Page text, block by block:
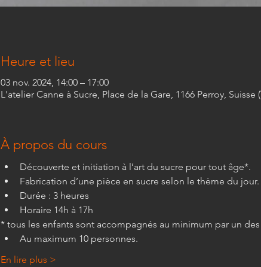
Heure et lieu
03 nov. 2024, 14:00 – 17:00
L'atelier Canne à Sucre, Place de la Gare, 1166 Perroy, Suisse
À propos du cours
Découverte et initiation à l’art du sucre pour tout âge*.
Fabrication d’une pièce en sucre selon le thème du jour.
Durée : 3 heures
Horaire 14h à 17h
* tous les enfants sont accompagnés au minimum par un
Au maximum 10 personnes.
En lire plus >